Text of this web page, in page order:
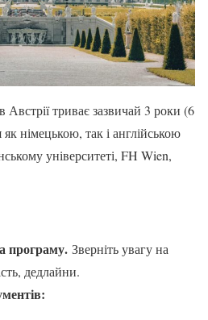
Австрії триває зазвичай 3 роки (6
як німецькою, так і англійською
університеті, FH Wien,
програму. Зверніть увагу на
дедлайни.